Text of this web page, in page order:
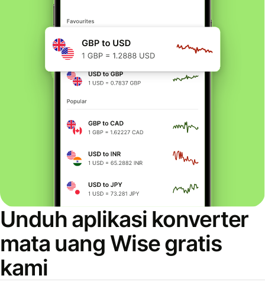
Unduh aplikasi konverter
mata uang Wise gratis
kami